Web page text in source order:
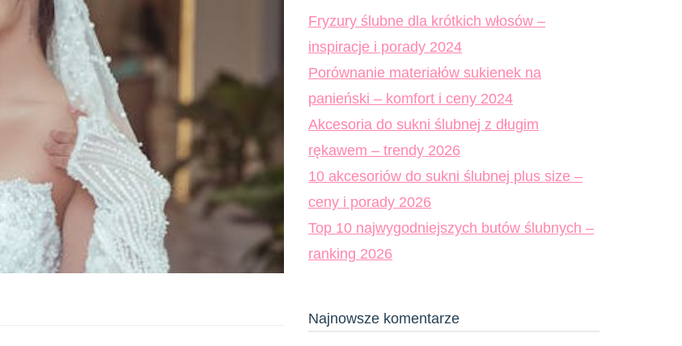
Fryzury ślubne dla krótkich włosów –
inspiracje i porady 2024
Porównanie materiałów sukienek na
panieński – komfort i ceny 2024
Akcesoria do sukni ślubnej z długim
rękawem – trendy 2026
10 akcesoriów do sukni ślubnej plus size –
ceny i porady 2026
Top 10 najwygodniejszych butów ślubnych –
ranking 2026
Najnowsze komentarze